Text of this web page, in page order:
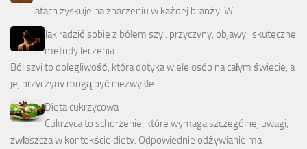
latach zyskuje na znaczeniu w każdej branży. W …
Jak radzić sobie z bólem szyi: przyczyny, objawy i skuteczne
metody leczenia
Ból szyi to dolegliwość, która dotyka wiele osób na całym świecie, a
jej przyczyny mogą być niezwykle …
Dieta cukrzycowa
Cukrzyca to schorzenie, które wymaga szczególnej uwagi,
zwłaszcza w kontekście diety. Odpowiednie odżywianie ma